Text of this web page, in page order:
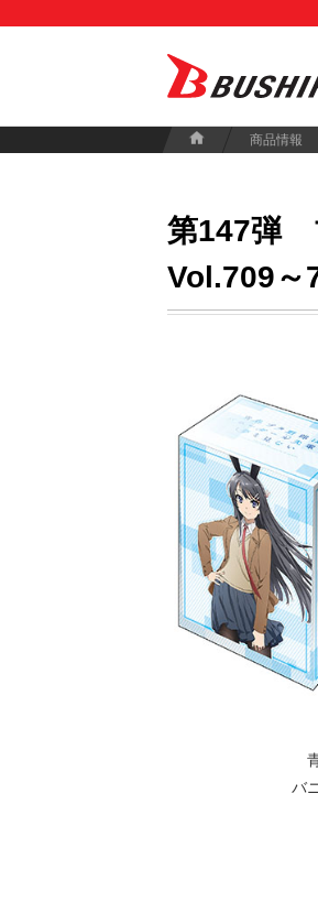
商品情報
第147弾
Vol.709～
バ